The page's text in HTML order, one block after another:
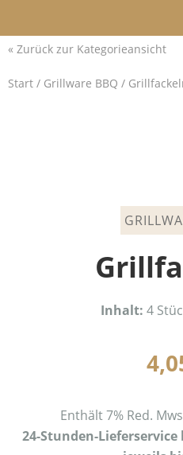
« Zurück zur Kategorieansicht
Start / Grillware BBQ /
Inhalt: 4
Enthält 7% Red.
24-Stunden-